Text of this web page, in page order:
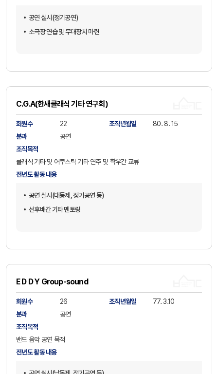
공연 실시(정기공연)
소극장 연습 및 무대장치 마련
C․G․A(한새클래식 기타 연구회)
회원수 22 조직년월일
80. 8. 15
분과
공연
조직목적
클래식 기타 및 어쿠스틱 기타 연주 및 학우간 교류
전년도 활동 내용
공연 실시(대동제, 정기공연 등)
선후배간 기타 멘토링
E D D Y Group-sound
회원수 26 조직년월일
77. 3.10
분과
공연
조직목적
밴드 음악 공연 목적
전년도 활동 내용